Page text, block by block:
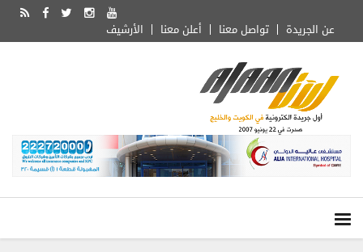
الأرشيف أعلن معنا تواصل معنا عن الجريدة